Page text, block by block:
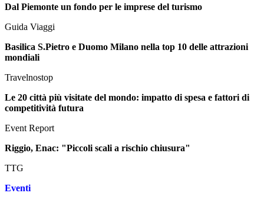
Dal Piemonte un fondo per le imprese del turismo
Guida Viaggi
Basilica S.Pietro e Duomo Milano nella top 10 delle attrazioni
mondiali
Travelnostop
Le 20 città più visitate del mondo: impatto di spesa e fattori di
competitività futura
Event Report
Riggio, Enac: "Piccoli scali a rischio chiusura"
TTG
Eventi